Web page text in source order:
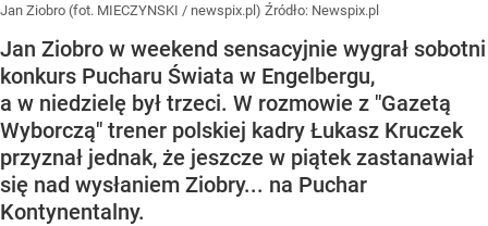
Jan Ziobro (fot. MIECZYNSKI / newspix.pl) Źródło: Newspix.pl
Jan Ziobro w weekend sensacyjnie wygrał sobotni
konkurs Pucharu Świata w Engelbergu,
a w niedzielę był trzeci. W rozmowie z "Gazetą
Wyborczą" trener polskiej kadry Łukasz Kruczek
przyznał jednak, że jeszcze w piątek zastanawiał
się nad wysłaniem Ziobry... na Puchar
Kontynentalny.